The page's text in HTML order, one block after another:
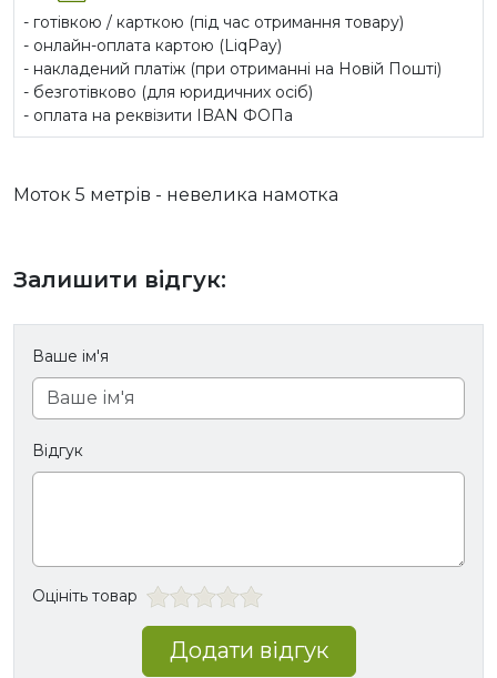
- готівкою / карткою (під час отримання товару)
- онлайн-оплата картою (LiqPay)
- накладений платіж (при отриманні на Новій Пошті)
- безготівково (для юридичних осіб)
- оплата на реквізити IBAN ФОПа
Моток 5 метрів - невелика намотка
Залишити відгук:
Ваше ім'я
Відгук
Оцініть товар
Додати відгук